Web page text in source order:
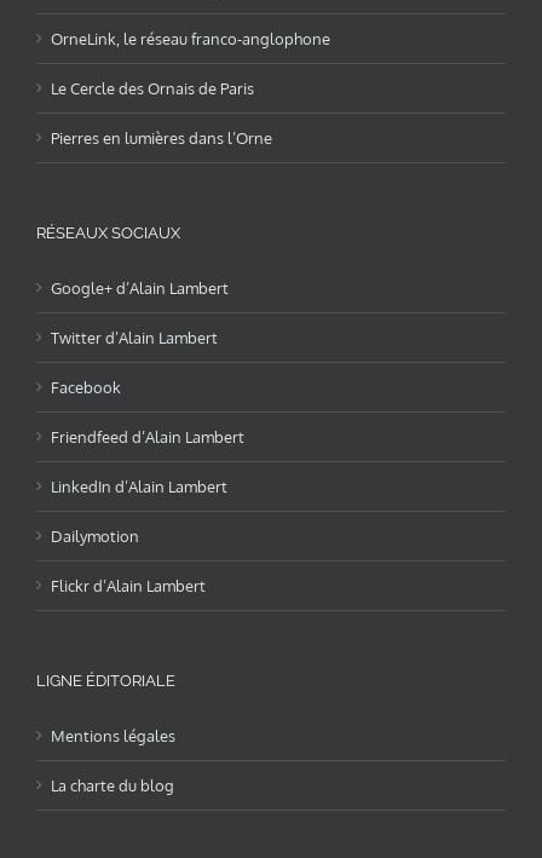
OrneLink, le réseau franco-anglophone
Le Cercle des Ornais de Paris
Pierres en lumières dans l’Orne
RÉSEAUX SOCIAUX
Google+ d’Alain Lambert
Twitter d’Alain Lambert
Facebook
Friendfeed d’Alain Lambert
LinkedIn d’Alain Lambert
Dailymotion
Flickr d’Alain Lambert
LIGNE ÉDITORIALE
Mentions légales
La charte du blog